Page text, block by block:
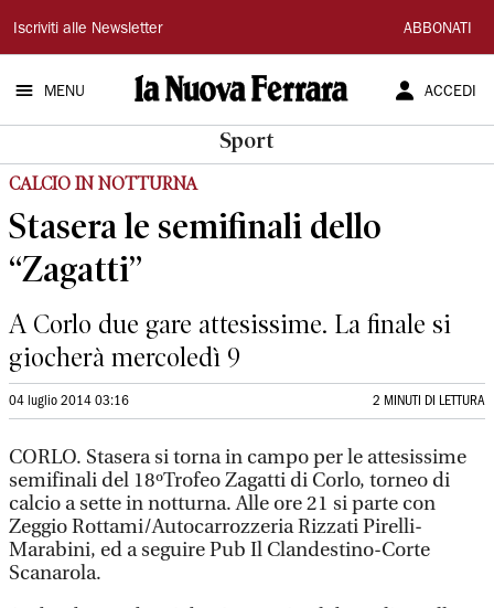
La
Nuova
Ferrara
Iscriviti alle Newsletter ABBONATI
MENU ACCEDI
Sport
CALCIO IN NOTTURNA
Stasera le semifinali dello
“Zagatti”
A Corlo due gare attesissime. La finale si
giocherà mercoledì 9
04 luglio 2014 03:16 2 MINUTI DI LETTURA
CORLO. Stasera si torna in campo per le attesissime
semifinali del 18ºTrofeo Zagatti di Corlo, torneo di
calcio a sette in notturna. Alle ore 21 si parte con
Zeggio Rottami/Autocarrozzeria Rizzati Pirelli-
Marabini, ed a seguire Pub Il Clandestino-Corte
Scanarola.